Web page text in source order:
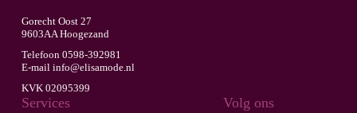
Gorecht Oost 27
9603AA Hoogezand
Telefoon 0598-392981
E-mail info@elisamode.nl
KVK 02095399
Services Volg ons